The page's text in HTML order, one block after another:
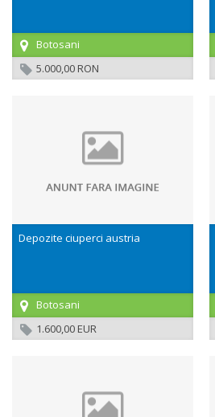
Botosani
5.000,00 RON
Depozite ciuperci austria
Botosani
1.600,00 EUR